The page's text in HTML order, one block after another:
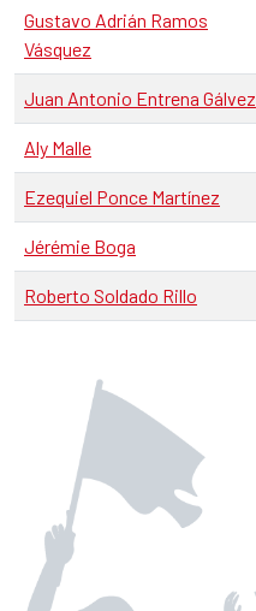
Gustavo Adrián Ramos
Vásquez
Juan Antonio Entrena Gálvez
Aly Malle
Ezequiel Ponce Martínez
Jérémie Boga
Roberto Soldado Rillo